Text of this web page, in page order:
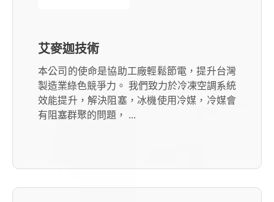
艾麥迦技術
本公司的使命是協助工廠輕鬆節電，提升台灣
製造業綠色競爭力。 我們致力於冷凍空調系統
效能提升，解決阻塞，冰機使用冷媒，冷媒會
有阻塞群聚的問題， ...